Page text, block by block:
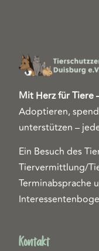
Mit Herz für Tiere
Adoptieren,
unterstützen –
Ein Besuch des
Tiervermittlung/
Terminabsprache
Kontakt